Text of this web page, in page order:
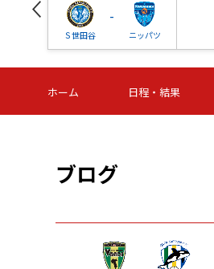
Ｓ世田谷
-
ニッパツ
第16節 09/05 (土) 15:00
ニッパツ
-
第
試合結果 次節
ホーム 日程・結果
ブログ